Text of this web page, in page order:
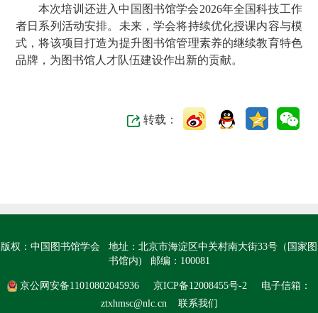
本次培训还进入中国图书馆学会2026年全国科技工作
者日系列活动安排。未来，学会将持续优化授课内容与模
式，将该项目打造为提升图书馆管理素养的继续教育特色
品牌，为图书馆人才队伍建设作出新的贡献。
转载：
版权：中国图书馆学会 地址：北京市海淀区中关村南大街33号（国家图
书馆内) 邮编：100081
京公网安备11010802045936 京ICP备12008455号-2
电子信箱：
ztxhmsc@nlc.cn 联系我们